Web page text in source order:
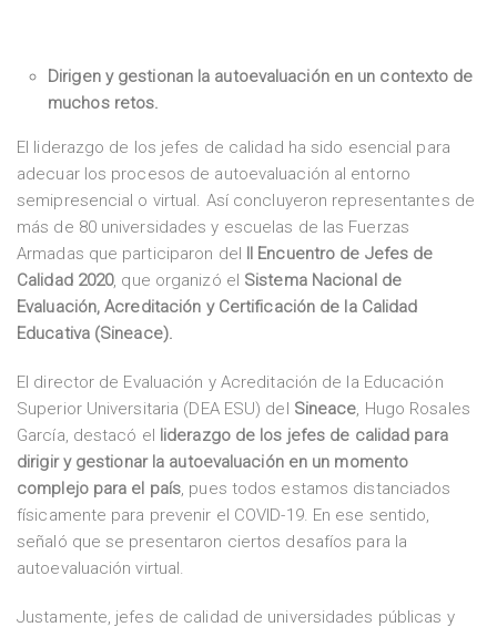
Dirigen y gestionan la autoevaluación en un contexto de
muchos retos.
El liderazgo de los jefes de calidad ha sido esencial para
adecuar los procesos de autoevaluación al entorno
semipresencial o virtual. Así concluyeron representantes de
más de 80 universidades y escuelas de las Fuerzas
Armadas que participaron del II Encuentro de Jefes de
Calidad 2020, que organizó el Sistema Nacional de
Evaluación, Acreditación y Certificación de la Calidad
Educativa (Sineace).
El director de Evaluación y Acreditación de la Educación
Superior Universitaria (DEA ESU) del Sineace, Hugo Rosales
García, destacó el liderazgo de los jefes de calidad para
dirigir y gestionar la autoevaluación en un momento
complejo para el país, pues todos estamos distanciados
físicamente para prevenir el COVID-19. En ese sentido,
señaló que se presentaron ciertos desafíos para la
autoevaluación virtual.
Justamente, jefes de calidad de universidades públicas y